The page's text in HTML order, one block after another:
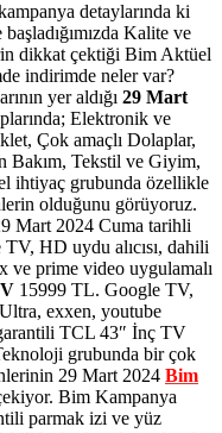
detaylarında ki
Kalite ve
dikkat çektiği Bim Aktüel
indirimde neler var?
yer aldığı 29 Mart
Elektronik ve
Çok amaçlı Dolaplar,
Bakım, Tekstil ve Giyim,
ihtiyaç grubunda özellikle
olduğunu görüyoruz.
Mart 2024 Cuma tarihli
HD uydu alıcısı, dahili
prime video uygulamalı
15999 TL. Google TV,
exxen, youtube
TCL 43″ İnç TV
grubunda bir çok
29 Mart 2024 Bim
Bim Kampanya
parmak izi ve yüz